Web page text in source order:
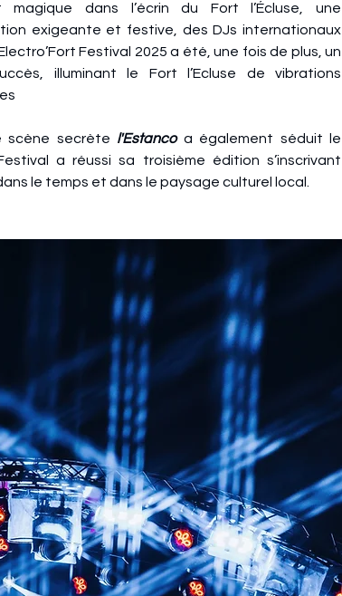
magique dans l’écrin du Fort l’Écluse, une
exigeante et festive, des DJs internationaux
Festival 2025 a été, une fois de plus, un
illuminant le Fort l’Ecluse de vibrations
scène secrète l'Estancoa également séduit le
a réussi sa troisième édition s’inscrivant
le temps et dans le paysage culturel local.